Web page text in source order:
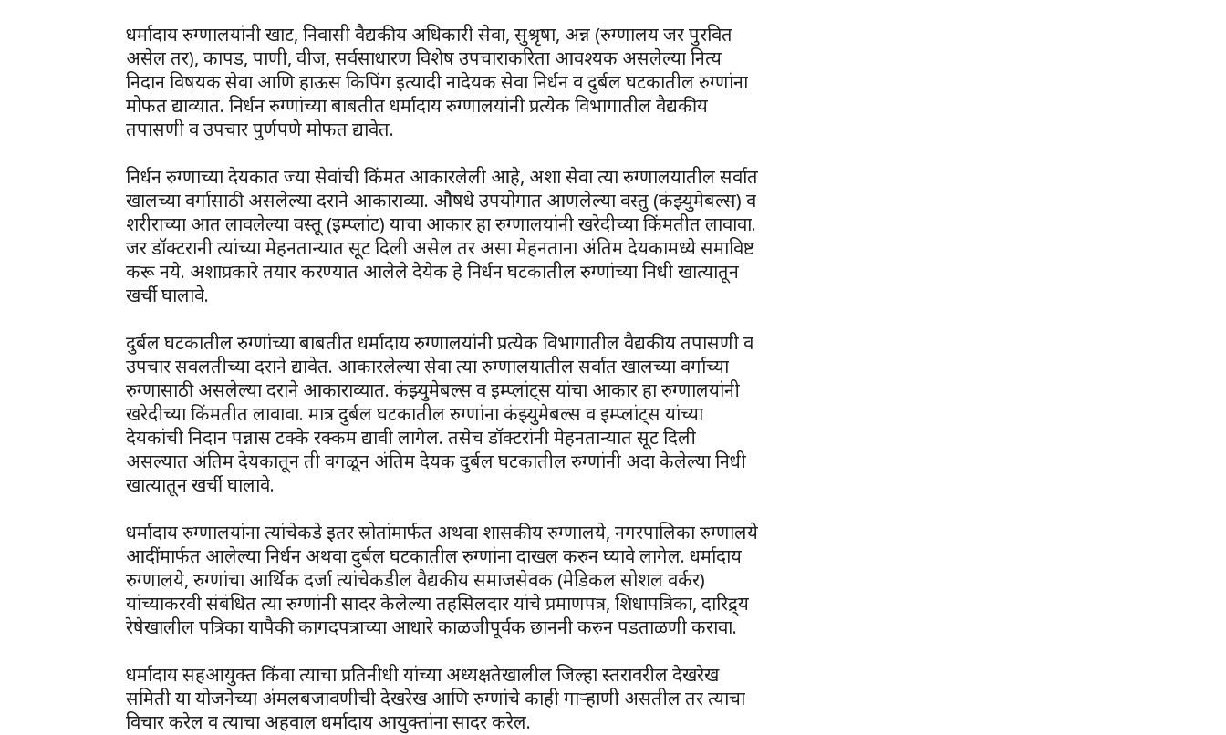
धर्मादाय रुग्णालयांनी खाट, निवासी वैद्यकीय अधिकारी सेवा, सुश्रृषा, अन्न (रुग्णालय जर पुरवित
असेल तर), कापड, पाणी, वीज, सर्वसाधारण विशेष उपचाराकरिता आवश्यक असलेल्या नित्य
निदान विषयक सेवा आणि हाऊस किपिंग इत्यादी नादेयक सेवा निर्धन व दुर्बल घटकातील रुग्णांना
मोफत द्याव्यात. निर्धन रुग्णांच्या बाबतीत धर्मादाय रुग्णालयांनी प्रत्येक विभागातील वैद्यकीय
तपासणी व उपचार पुर्णपणे मोफत द्यावेत.
निर्धन रुग्णाच्या देयकात ज्या सेवांची किंमत आकारलेली आहे, अशा सेवा त्या रुग्णालयातील सर्वात
खालच्या वर्गासाठी असलेल्या दराने आकाराव्या. औषधे उपयोगात आणलेल्या वस्तु (कंझ्युमेबल्स) व
शरीराच्या आत लावलेल्या वस्तू (इम्प्लांट) याचा आकार हा रुग्णालयांनी खरेदीच्या किंमतीत लावावा.
जर डॉक्टरानी त्यांच्या मेहनतान्यात सूट दिली असेल तर असा मेहनताना अंतिम देयकामध्ये समाविष्ट
करू नये. अशाप्रकारे तयार करण्यात आलेले देयेक हे निर्धन घटकातील रुग्णांच्या निधी खात्यातून
खर्ची घालावे.
दुर्बल घटकातील रुग्णांच्या बाबतीत धर्मादाय रुग्णालयांनी प्रत्येक विभागातील वैद्यकीय तपासणी व
उपचार सवलतीच्या दराने द्यावेत. आकारलेल्या सेवा त्या रुग्णालयातील सर्वात खालच्या वर्गाच्या
रुग्णासाठी असलेल्या दराने आकाराव्यात. कंझ्युमेबल्स व इम्प्लांट्स यांचा आकार हा रुग्णालयांनी
खरेदीच्या किंमतीत लावावा. मात्र दुर्बल घटकातील रुग्णांना कंझ्युमेबल्स व इम्प्लांट्स यांच्या
देयकांची निदान पन्नास टक्के रक्कम द्यावी लागेल. तसेच डॉक्टरांनी मेहनतान्यात सूट दिली
असल्यात अंतिम देयकातून ती वगळून अंतिम देयक दुर्बल घटकातील रुग्णांनी अदा केलेल्या निधी
खात्यातून खर्ची घालावे.
धर्मादाय रुग्णालयांना त्यांचेकडे इतर स्रोतांमार्फत अथवा शासकीय रुग्णालये, नगरपालिका रुग्णालये
आदींमार्फत आलेल्या निर्धन अथवा दुर्बल घटकातील रुग्णांना दाखल करुन घ्यावे लागेल. धर्मादाय
रुग्णालये, रुग्णांचा आर्थिक दर्जा त्यांचेकडील वैद्यकीय समाजसेवक (मेडिकल सोशल वर्कर)
यांच्याकरवी संबंधित त्या रुग्णांनी सादर केलेल्या तहसिलदार यांचे प्रमाणपत्र, शिधापत्रिका, दारिद्र्य
रेषेखालील पत्रिका यापैकी कागदपत्राच्या आधारे काळजीपूर्वक छाननी करुन पडताळणी करावा.
धर्मादाय सहआयुक्त किंवा त्याचा प्रतिनीधी यांच्या अध्यक्षतेखालील जिल्हा स्तरावरील देखरेख
समिती या योजनेच्या अंमलबजावणीची देखरेख आणि रुग्णांचे काही गाऱ्हाणी असतील तर त्याचा
विचार करेल व त्याचा अहवाल धर्मादाय आयुक्तांना सादर करेल.